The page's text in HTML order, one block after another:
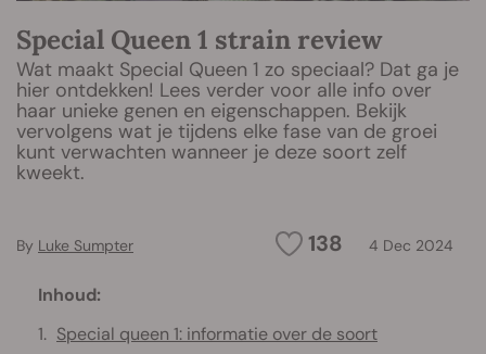
Special Queen 1 strain review
Wat maakt Special Queen 1 zo speciaal? Dat ga je
hier ontdekken! Lees verder voor alle info over
haar unieke genen en eigenschappen. Bekijk
vervolgens wat je tijdens elke fase van de groei
kunt verwachten wanneer je deze soort zelf
kweekt.
138 4 Dec 2024
By Luke Sumpter
Inhoud:
Special queen 1: informatie over de soort